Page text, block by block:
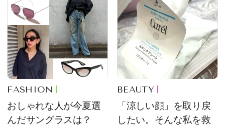
FASHION
おしゃれな人が今夏選
んだサングラスは？
BEAUTY
「涼しい顔」を取り戻
したい。そんな私を救